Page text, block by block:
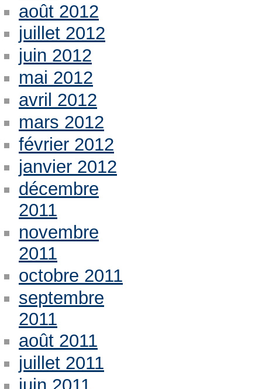
août 2012
juillet 2012
juin 2012
mai 2012
avril 2012
mars 2012
février 2012
janvier 2012
décembre
2011
novembre
2011
octobre 2011
septembre
2011
août 2011
juillet 2011